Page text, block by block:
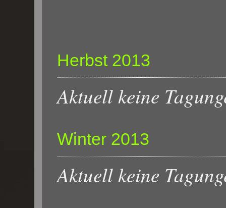
Herbst 2013
Aktuell keine
Winter 2013
Aktuell keine